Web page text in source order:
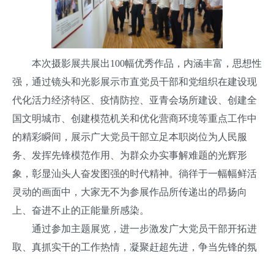
本次摄影展共展出100幅优秀作品，内涵丰富，思想性
强，通过镜头和光影展示市直党员干部和党组织在建设现
代化活力经济特区、疫情防控、亚青会场所建设、创建全
国文明城市、创建模范机关和优化营商环境等重点工作中
的精彩瞬间，展示广大党员干部立足本职岗位为人民服
务、发挥先锋模范作用、为群众办实事解难题的光辉形
象，彰显汕头人奋发图强的时代精神。徜徉于一幅幅鲜活
灵动的画面中，大家无不为参展作品所传递出的昂扬向
上、奋进不止的正能量所感染。
通过参加主题展览，进一步激发广大党员干部开拓进
取、真抓实干的工作热情，凝聚赶超先进，争当先锋的氛